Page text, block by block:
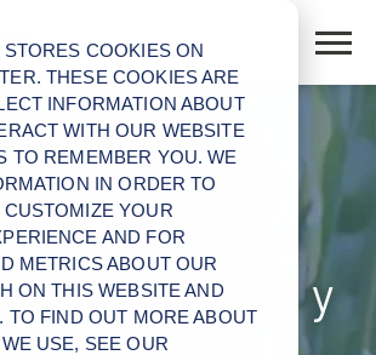
COOKIES ON
THESE COOKIES ARE
INFORMATION ABOUT
WITH OUR WEBSITE
TO REMEMBER YOU. WE
IN ORDER TO
YOUR
AND FOR
METRICS ABOUT OUR
ON THIS WEBSITE AND
TO FIND OUT MORE ABOUT
USE, SEE OUR
de alta
para
cebada y